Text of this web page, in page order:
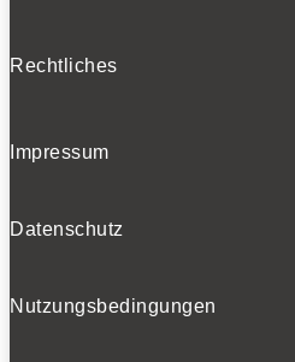
Rechtliches
Impressum
Datenschutz
Nutzungsbedingungen